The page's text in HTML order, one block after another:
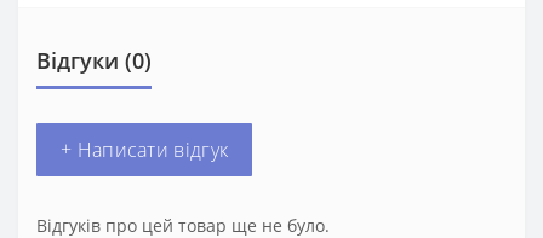
Відгуки (0)
+ Написати відгук
Відгуків про цей товар ще не було.